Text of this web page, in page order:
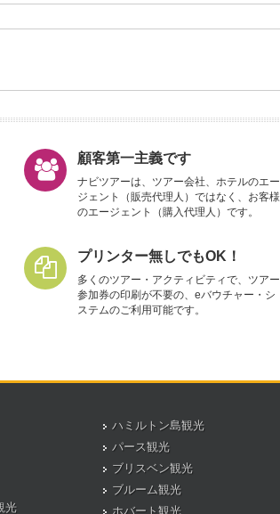
顧客第一主義です
ナビツアーは、ツアー会社、ホテルのエー
ジェント（販売代理人）ではなく、お客様
のエージェント（購入代理人）です。
プリンター無しでもOK！
多くのツアー・アクティビティで、ツアー
参加券の印刷が不要の、eバウチャー・シ
ステムのご利用可能です。
光
ハミルトン島観光
パース観光
ブリスベン観光
ブルーム観光
ホバート観光